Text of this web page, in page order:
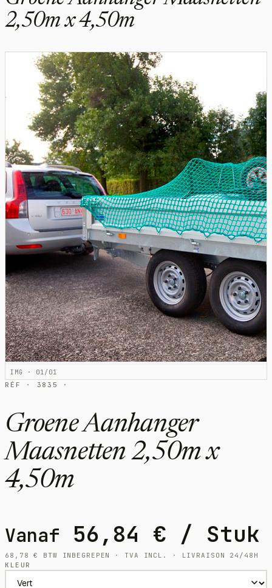
2,50m x 4,50m
IMG · 01/01
RÉF · 3835 ·
Groene Aanhanger
Maasnetten 2,50m x
4,50m
Vanaf 56,84 € / Stuk
68,78€
BTW INBEGREPEN · TVA INCL. · LIVRAISON 24/48H
KLEUR